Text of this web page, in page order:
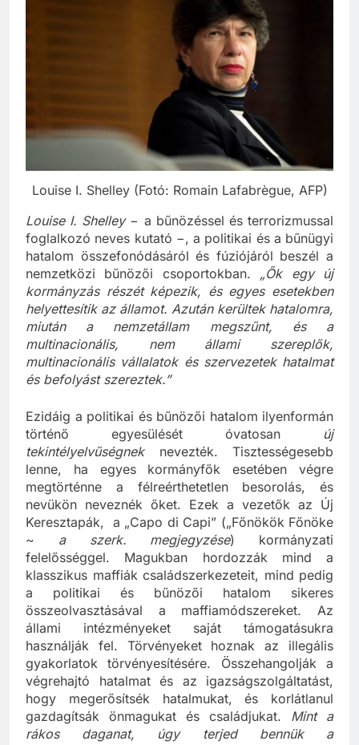
Louise I. Shelley− a bűnözéssel és terrorizmussal
foglalkozó neves kutató −, a politikai és a bűnügyi
hatalom összefonódásáról és fúziójáról beszél a
nemzetközi bűnözői csoportokban.„ Ők egy új
kormányzás részét képezik, és egyes esetekben
helyettesítik az államot. Azután kerültek hatalomra,
miután a nemzetállam megszűnt, és a
multinacionális, nem állami szereplők,
multinacionális vállalatok és szervezetek hatalmat
Ezidáig a politikai és bűnözői hatalom ilyenformán
történő egyesülését óvatosanúj
tekintélyelvűségnek
nevezték. Tisztességesebb
lenne, ha egyes kormányfők esetében végre
megtörténne a félreérthetetlen besorolás, és
nevükön neveznék őket. Ezek a vezetők az Új
Keresztapák, a „Capo di Capi” („Főnökök Főnöke
~a szerk. megjegyzése) kormányzati
felelősséggel. Magukban hordozzák mind a
klasszikus maffiák családszerkezeteit, mind pedig
a politikai és bűnözői hatalom sikeres
összeolvasztásával a maffiamódszereket. Az
állami intézményeket saját támogatásukra
használják fel. Törvényeket hoznak az illegális
gyakorlatok törvényesítésére. Összehangolják a
végrehajtó hatalmat és az igazságszolgáltatást,
hogy megerősítsék hatalmukat, és korlátlanul
gazdagítsák önmagukat és családjukat.Mint a